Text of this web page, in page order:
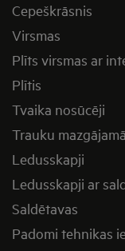
Cepeškrāsnis
Virsmas
Plīts virsmas ar
Plītis
Tvaika nosūcēji
Trauku
Ledusskapji
Ledusskapji ar
Saldētavas
Padomi tehnikas